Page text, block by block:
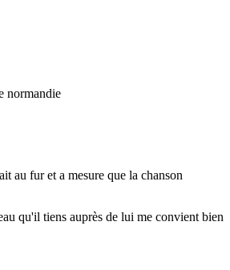
normandie
au fur et a mesure que la chanson
qu'il tiens auprès de lui me convient bien